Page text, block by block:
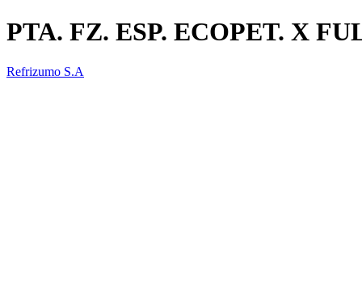
PTA. FZ. ESP. ECOPET. X
Refrizumo S.A